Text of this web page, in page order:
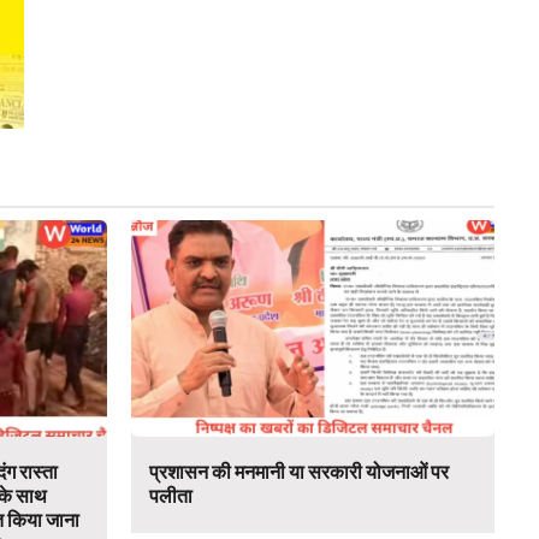
रास्ता
के साथ
जाना
प्रशासन की मनमानी या सरकारी योजनाओं पर
पलीता